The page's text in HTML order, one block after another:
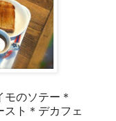
のソテー＊
スト＊デカフェ